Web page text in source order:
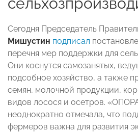
Сегодня Председатель
Мишустин подписал
перечня мер поддержки для
Они коснутся самозанятых,
подсобное хозяйство, а также
семян, молочной продукции,
видов лосося и осетров.
неоднократно отмечала, что
фермеров важна для развития